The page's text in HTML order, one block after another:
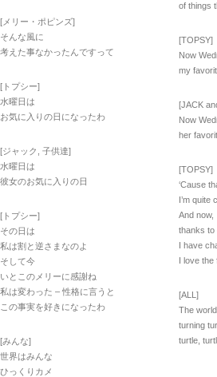
[メリー・ポピンズ]
そんな風に
考えた事なかったんですって
[トプシー]
水曜日は
お気に入りの日になったわ
[ジャック, 子供達]
水曜日は
彼女のお気に入りの日
[トプシー]
その日は
私は割と逆さまなのよ
そして今
いとこのメリーに感謝ね
私は変わった – 性格に言うと
この事実を好きになったわ
[みんな]
世界はみんな
ひっくりカメ
of things
[TOPSY]
Now
my
[JACK
Now
her
[TOPSY]
‘Cause
I’m quite
And now,
thanks to
I have
I love the
[ALL]
The
turning
turtle,